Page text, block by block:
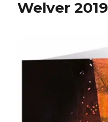
Welver 2019